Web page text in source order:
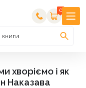
0
книги
хворіємо і як
Наказава